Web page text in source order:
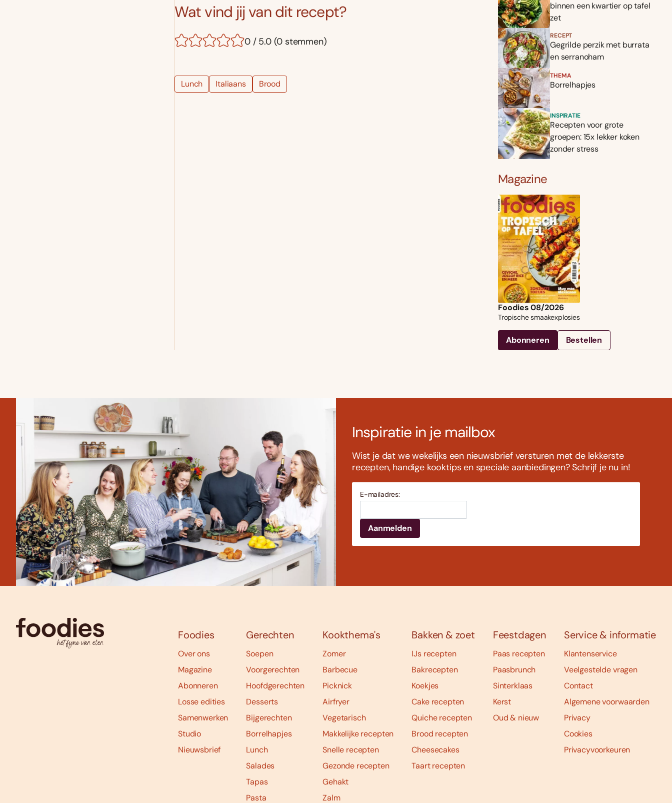
Wat vind jij van dit recept?
0 / 5.0 (0 stemmen)
Lunch Italiaans Brood
binnen een kwartier op tafel
zet
RECEPT
Gegrilde perzik met burrata
en serranoham
THEMA
Borrelhapjes
INSPIRATIE
Recepten voor grote
groepen: 15x lekker koken
zonder stress
Magazine
Foodies 08/2026
Tropische smaakexplosies
Abonneren Bestellen
Inspiratie in je mailbox
Wist je dat we wekelijks een nieuwsbrief versturen met de lekkerste
recepten, handige kooktips en speciale aanbiedingen? Schrijf je nu in!
E-mailadres:
Foodies
Over ons
Magazine
Abonneren
Losse edities
Samenwerken
Studio
Nieuwsbrief
Gerechten
Soepen
Voorgerechten
Hoofdgerechten
Desserts
Bijgerechten
Borrelhapjes
Lunch
Salades
Tapas
Pasta
Kookthema's
Zomer
Barbecue
Picknick
Airfryer
Vegetarisch
Makkelijke recepten
Snelle recepten
Gezonde recepten
Gehakt
Zalm
Bakken & zoet
IJs recepten
Bakrecepten
Koekjes
Cake recepten
Quiche recepten
Brood recepten
Cheesecakes
Taart recepten
Feestdagen
Paas recepten
Paasbrunch
Sinterklaas
Kerst
Oud & nieuw
Service & informatie
Klantenservice
Veelgestelde vragen
Contact
Algemene voorwaarden
Privacy
Cookies
Privacyvoorkeuren